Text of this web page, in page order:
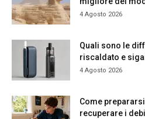
4 Agosto 2026
Quali sono le
riscaldato e
4 Agosto 2026
Come
recuperare i